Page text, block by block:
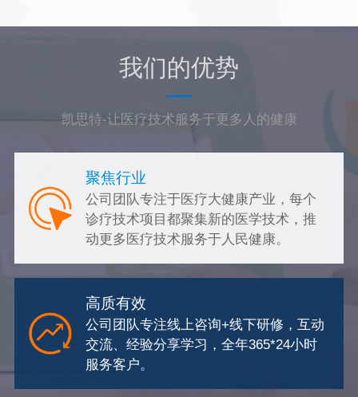
我们的优势
凯思特-让医疗技术服务于更多人的健康
聚焦行​业
公司团队专注于医疗大健康产业，每个
诊疗技术项目都聚集新的医学技术，推
动更多医疗技术服务于人民健康。
高质有效
公司团队专注线上咨询+线下研修，互动
交流、经验分享学习，全年365*24小时
服务客户。